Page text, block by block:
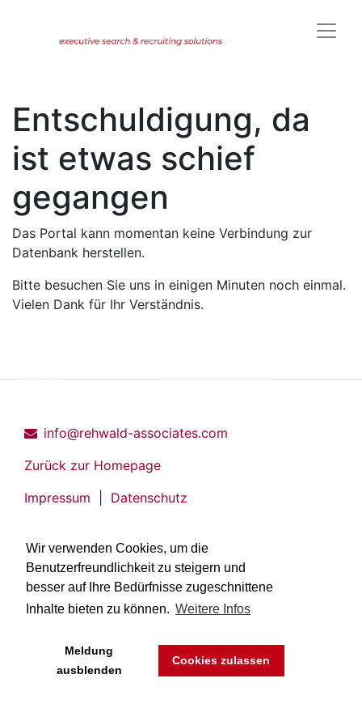
Wir verwenden Cookies, um die
Benutzerfreundlichkeit zu steigern und
besser auf Ihre Bedürfnisse zugeschnittene
Inhalte bieten zu können. Weitere Infos
Meldung
ausblenden
Cookies zulassen
Entschuldigung, da
ist etwas schief
gegangen
Das Portal kann momentan keine Verbindung zur
Datenbank herstellen.
Bitte besuchen Sie uns in einigen Minuten noch einmal.
Vielen Dank für Ihr Verständnis.
info@rehwald-associates.com
Zurück zur Homepage
Impressum
Datenschutz